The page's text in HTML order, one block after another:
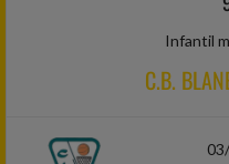
Infantil
C.B.